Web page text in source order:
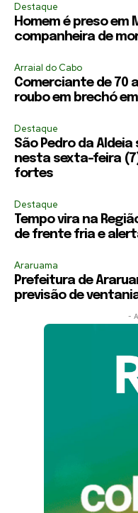
Destaque
Homem é preso em
companheira de
Arraial do Cabo
Comerciante de 70
roubo em brechó
Destaque
São Pedro da
nesta sexta-feira
fortes
Destaque
Tempo vira na
de frente fria e
Araruama
Prefeitura de
previsão de
-